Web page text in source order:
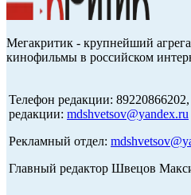
Мегакритик - крупнейший
кинофильмы в российском
Телефон редакции: 89220866202,
редакции: mdshvetsov@yandex.ru
Рекламный отдел:
Главный редактор Швецов